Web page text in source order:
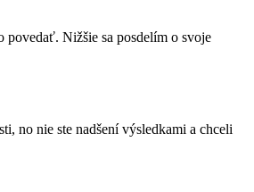
povedať. Nižšie sa posdelím o svoje
no nie ste nadšení výsledkami a chceli